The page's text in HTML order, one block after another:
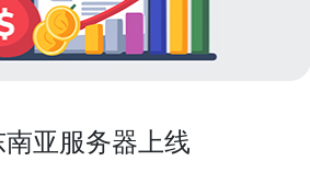
亚服务器上线